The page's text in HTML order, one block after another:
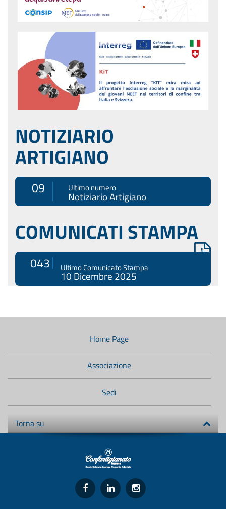
NOTIZIARIO
ARTIGIANO
09 Ultimo numero
Notiziario Artigiano
COMUNICATI STAMPA
043 Ultimo Comunicato Stampa
10 Dicembre 2025
Home Page
Associazione
Sedi
Torna su